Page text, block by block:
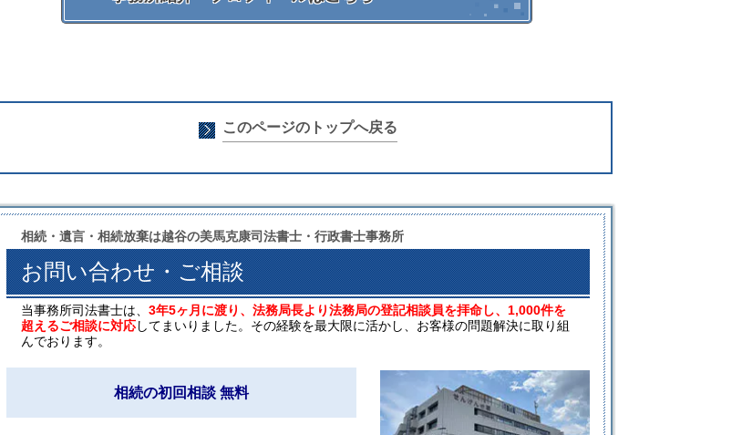
このページのトップへ戻る
相続・遺言・相続放棄は越谷の美馬克康司法書士・行政書士事務所
お問い合わせ・ご相談
当事務所司法書士は、 3年5ヶ月に渡り、法務局長より法務局の登記相談員を拝命し、1,000件を
超えるご相談に対応してまいりました。その経験を最大限に活かし、お客様の問題解決に取り組
んでおります。
相続の初回相談 無料